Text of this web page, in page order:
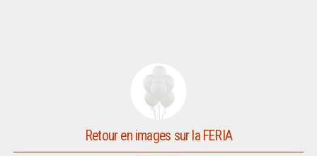
Retour en images sur la FERIA